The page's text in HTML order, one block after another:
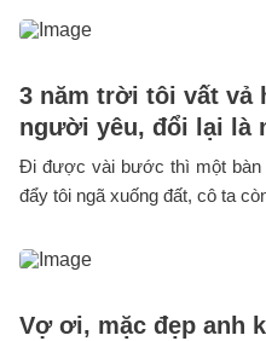
3 năm trời tôi vất vả
người yêu, đổi lại là
Đi được vài bước thì một bàn
đẩy tôi ngã xuống đất, cô ta
Vợ ơi, mặc đẹp anh